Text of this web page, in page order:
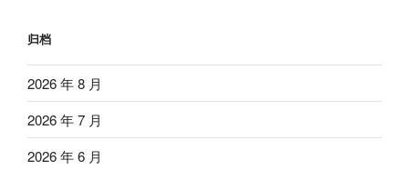
归档
2026 年 8 月
2026 年 7 月
2026 年 6 月